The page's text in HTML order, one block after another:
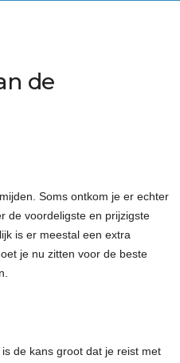
de
Soms ontkom je er echter
de voordeligste en prijzigste
is er meestal een extra
je nu zitten voor de beste
de kans groot dat je reist met